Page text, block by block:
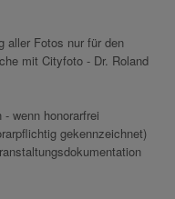
aller Fotos nur für den
mit Cityfoto - Dr. Roland
wenn honorarfrei
gekennzeichnet)